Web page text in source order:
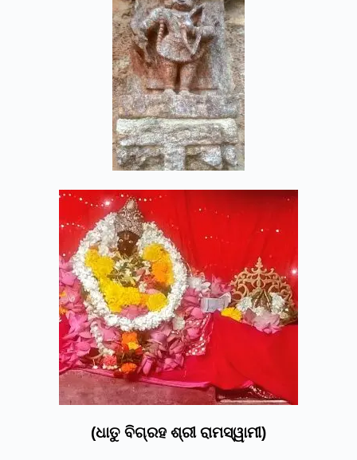
(ଧାତୁ ବିଗ୍ରହ ଶ୍ରୀ ରାମସ୍ୱାମୀ)